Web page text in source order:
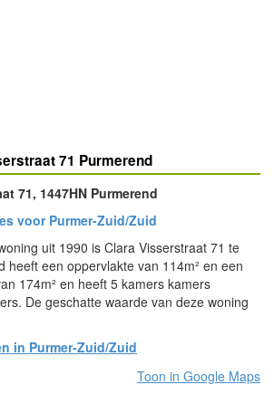
71 Purmerend
71, 1447HN Purmerend
voor Purmer-Zuid/Zuid
uit 1990 is Clara Visserstraat 71 te
heeft een oppervlakte van 114m² en een
174m² en heeft 5 kamers kamers
De geschatte waarde van deze woning
in Purmer-Zuid/Zuid
Toon in Google Maps